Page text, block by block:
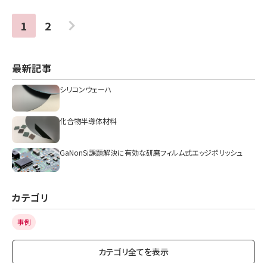
1ページ目
2ページ目
次へ
最新記事
シリコンウェーハ
化合物半導体材料
GaNonSi課題解決に有効な研磨フィルム式エッジポリッシュ
カテゴリ
事例
カテゴリ全てを表示